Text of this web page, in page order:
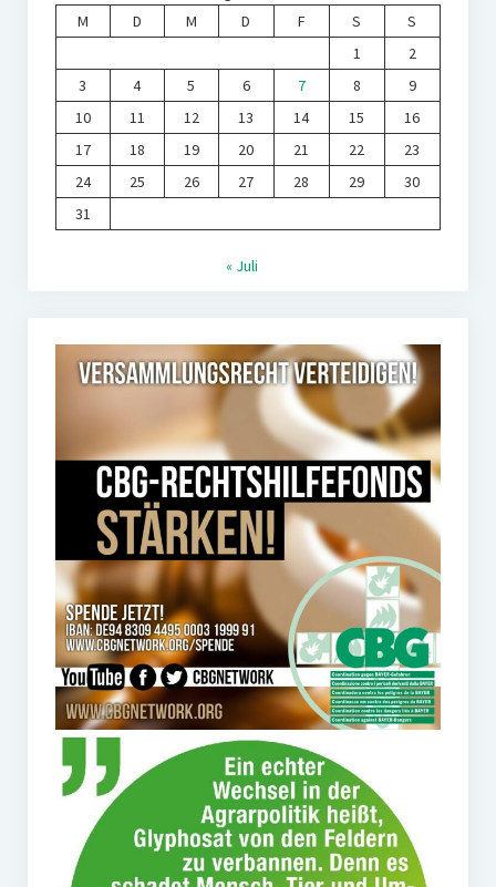
M
D M D F S
S
1
2
3
4 5 6 7 8
9
10
11 12 13 14 15
16
17
18 19 20 21 22
23
24
25 26 27 28 29
30
31
« Juli